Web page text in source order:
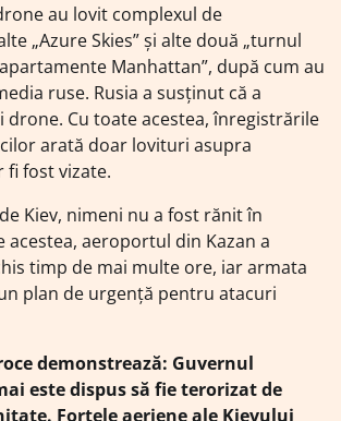
au lovit complexul de
„Azure Skies” și alte două „turnul
Manhattan”, după cum au
ruse. Rusia a susținut că a
Cu toate acestea, înregistrările
arată doar lovituri asupra
fi fost vizate.
Kiev, nimeni nu a fost rănit în
acestea, aeroportul din Kazan a
timp de mai multe ore, iar armata
plan de urgență pentru atacuri
demonstrează: Guvernul
este dispus să fie terorizat de
Forțele aeriene ale Kievului